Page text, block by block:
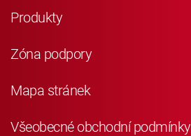
Produkty
Zóna podpory
Mapa stránek
Všeobecné obchodní podmínky